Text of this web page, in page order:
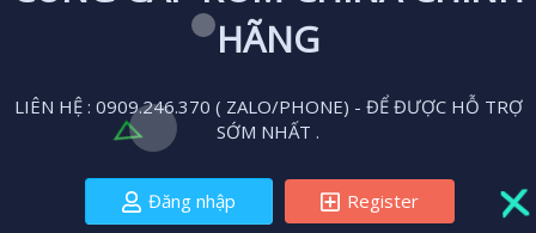
HÃNG
LIÊN HỆ : 0909.246.370 ( ZALO/PHONE) - ĐỂ ĐƯỢC HỖ TRỢ
SỚM NHẤT .
Đăng nhập Register